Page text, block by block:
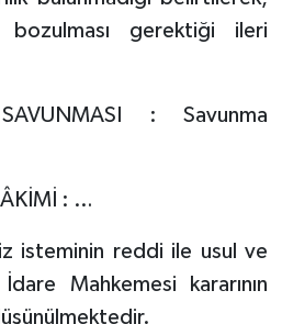
bozulması gerektiği ileri
: Savunma
: …
isteminin reddi ile usul ve
Mahkemesi kararının